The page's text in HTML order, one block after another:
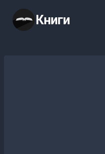
содержимому
Книги